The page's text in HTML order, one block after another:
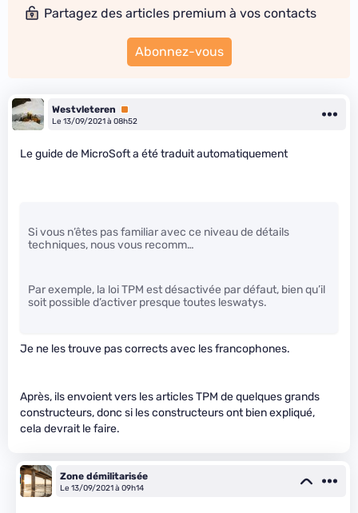
Partagez des articles premium à vos contacts
Abonnez-vous
Westvleteren
Premium
Le 13/09/2021 à 08h52
Le guide de MicroSoft a été traduit automatiquement
Si vous n’êtes pas familiar avec ce niveau de détails
techniques, nous vous recomm…
Par exemple, la loi TPM est désactivée par défaut, bien qu’il
soit possible d’activer presque toutes leswatys.
Je ne les trouve pas corrects avec les francophones.
Après, ils envoient vers les articles TPM de quelques grands
constructeurs, donc si les constructeurs ont bien expliqué,
cela devrait le faire.
Zone démilitarisée
Le 13/09/2021 à 09h14